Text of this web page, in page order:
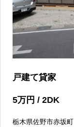
戸建て貸家
5万円 / 2DK
栃木県佐野市赤坂町